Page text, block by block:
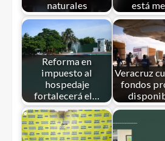
naturales está
Reforma en
impuesto al
hospedaje
fortalecerá el…
Veracruz
fondos